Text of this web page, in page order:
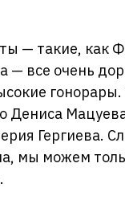
— такие, как
— все очень
Дениса
Гергиева.
мы можем